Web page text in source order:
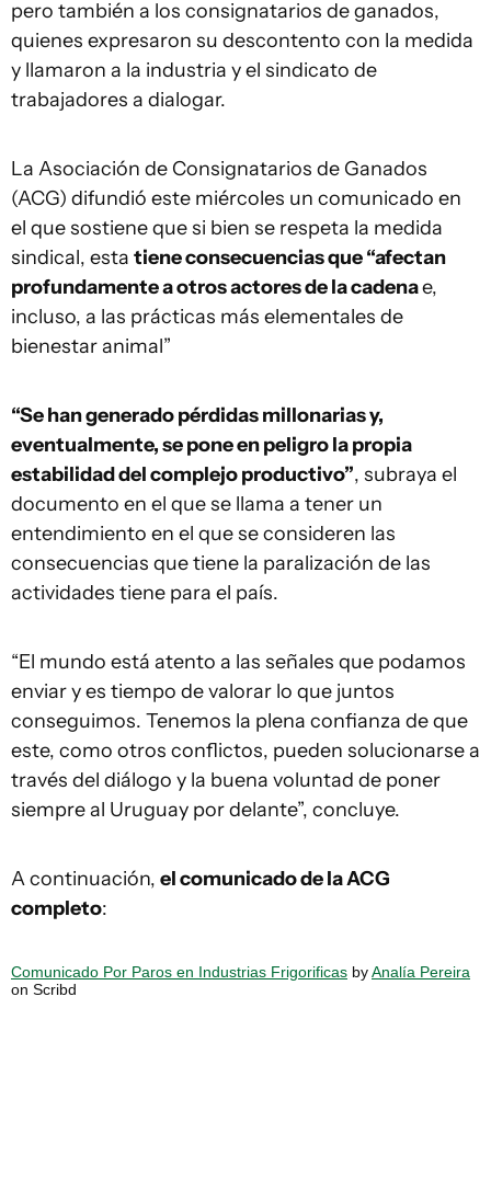
pero también a los consignatarios de ganados,
quienes expresaron su descontento con la medida
y llamaron a la industria y el sindicato de
trabajadores a dialogar.
La Asociación de Consignatarios de Ganados
(ACG) difundió este miércoles un comunicado en
el que sostiene que si bien se respeta la medida
sindical, esta tiene consecuencias que “afectan
profundamente a otros actores de la cadenae,
incluso, a las prácticas más elementales de
bienestar animal”
“Se han generado pérdidas millonarias y,
eventualmente, se pone en peligro la propia
estabilidad del complejo productivo”, subraya el
documento en el que se llama a tener un
entendimiento en el que se consideren las
consecuencias que tiene la paralización de las
actividades tiene para el país.
“El mundo está atento a las señales que podamos
enviar y es tiempo de valorar lo que juntos
conseguimos. Tenemos la plena confianza de que
este, como otros conflictos, pueden solucionarse a
través del diálogo y la buena voluntad de poner
siempre al Uruguay por delante”, concluye.
A continuación, el comunicado de la ACG
completo:
Comunicado Por Paros en Industrias Frigorificas byAnalía Pereira
on Scribd